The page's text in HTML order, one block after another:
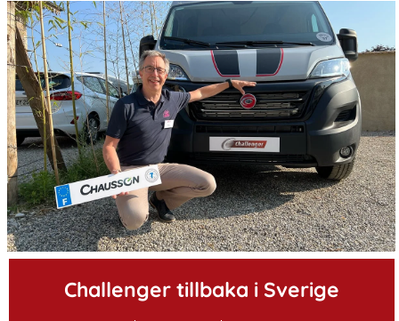
.
Challenger tillbaka i Sverige